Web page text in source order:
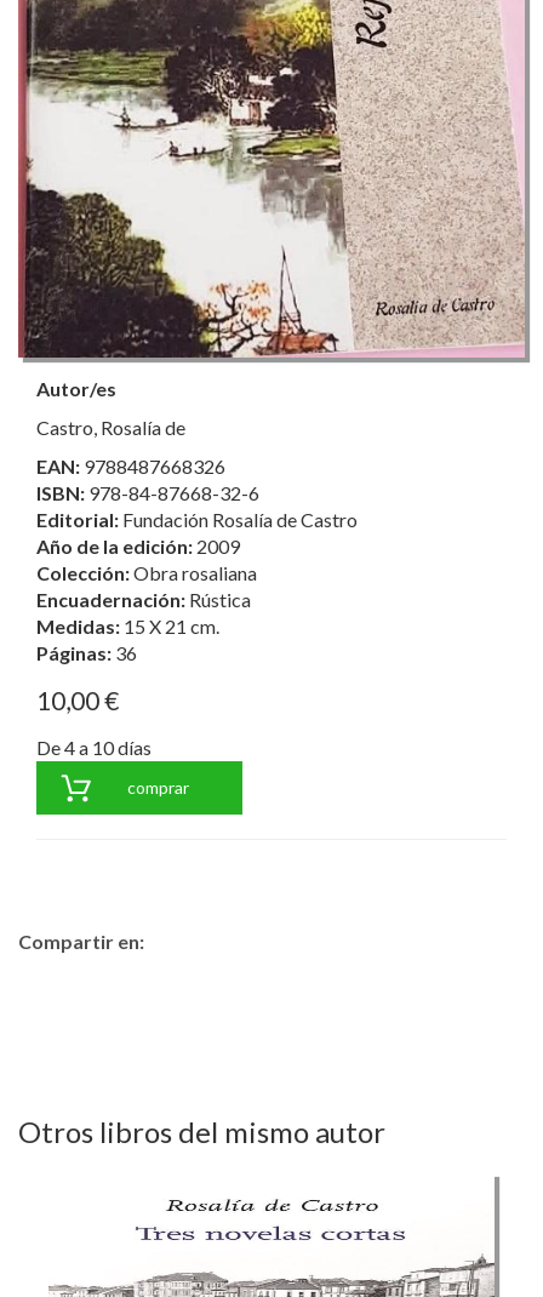
Autor/es
Castro, Rosalía de
EAN: 9788487668326
ISBN: 978-84-87668-32-6
Editorial: Fundación Rosalía de Castro
Año de la edición: 2009
Colección:Obra rosaliana
Encuadernación: Rústica
Medidas: 15 X 21 cm.
Páginas: 36
10,00 €
De 4 a 10 días
comprar
Compartir en:
Otros libros del mismo autor